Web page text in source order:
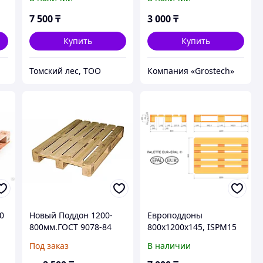
7 500 ₸
Купить
Томский лес, ТОО
3 000₸
Купить
Компания «Grostech»
Новый Поддон 1200-
800мм.ГОСТ 9078-84
Под заказ
Европоддоны
800х1200х145, ISPM15
В наличии